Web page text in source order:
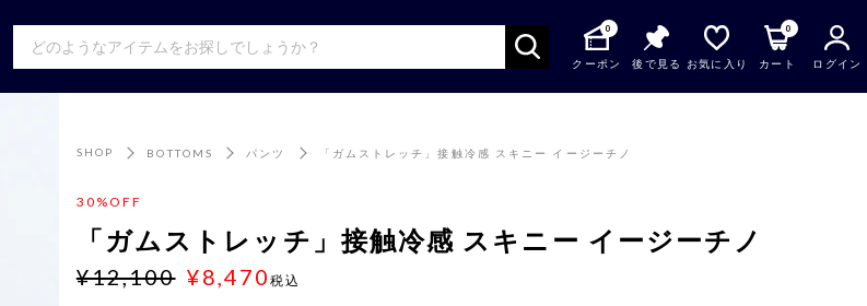
0
クーポン 後で見る お気に入り
0
カート ログイン
SHOP BOTTOMS パンツ 「ガムストレッチ」接触冷感 スキニー イージーチノ
30%OFF
「ガムストレッチ」接触冷感 スキニー イージーチノ
¥12,100 ¥8,470税込